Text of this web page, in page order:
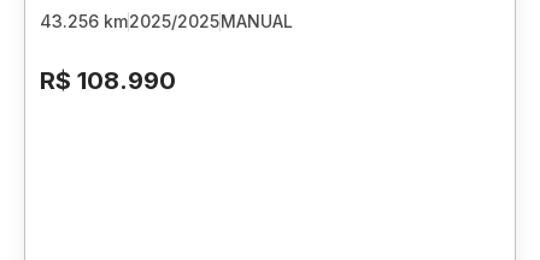
43.256 km2025/2025MANUAL
R$ 108.990